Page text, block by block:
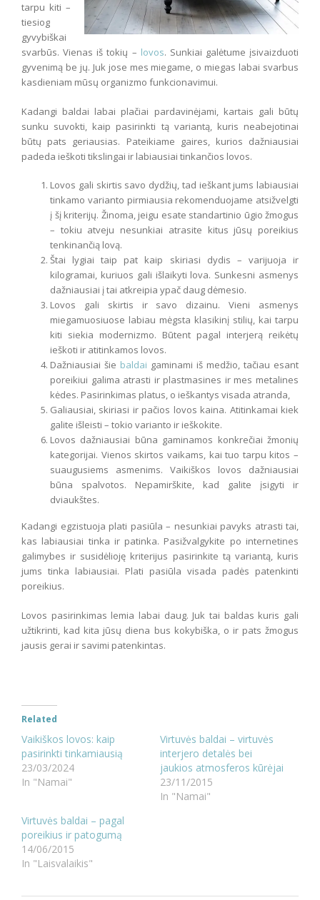
tarpu kiti –
tiesiog
gyvybiškai
svarbūs. Vienas iš tokių – lovos. Sunkiai galėtume įsivaizduoti
gyvenimą be jų. Juk jose mes miegame, o miegas labai svarbus
kasdieniam mūsų organizmo funkcionavimui.
Kadangi baldai labai plačiai pardavinėjami, kartais gali būtų
sunku suvokti, kaip pasirinkti tą variantą, kuris neabejotinai
būtų pats geriausias. Pateikiame gaires, kurios dažniausiai
padeda ieškoti tikslingai ir labiausiai tinkančios lovos.
Lovos gali skirtis savo dydžių, tad ieškant jums labiausiai
tinkamo varianto pirmiausia rekomenduojame atsižvelgti
į šį kriterijų. Žinoma, jeigu esate standartinio ūgio žmogus
– tokiu atveju nesunkiai atrasite kitus jūsų poreikius
tenkinančią lovą.
Štai lygiai taip pat kaip skiriasi dydis – varijuoja ir
kilogramai, kuriuos gali išlaikyti lova. Sunkesni asmenys
dažniausiai į tai atkreipia ypač daug dėmesio.
Lovos gali skirtis ir savo dizainu. Vieni asmenys
miegamuosiuose labiau mėgsta klasikinį stilių, kai tarpu
kiti siekia modernizmo. Būtent pagal interjerą reikėtų
ieškoti ir atitinkamos lovos.
Dažniausiai šie baldai gaminami iš medžio, tačiau esant
poreikiui galima atrasti ir plastmasines ir mes metalines
kėdes. Pasirinkimas platus, o ieškantys visada atranda,
Galiausiai, skiriasi ir pačios lovos kaina. Atitinkamai kiek
galite išleisti – tokio varianto ir ieškokite.
Lovos dažniausiai būna gaminamos konkrečiai žmonių
kategorijai. Vienos skirtos vaikams, kai tuo tarpu kitos –
suaugusiems asmenims. Vaikiškos lovos dažniausiai
būna spalvotos. Nepamirškite, kad galite įsigyti ir
dviaukštes.
Kadangi egzistuoja plati pasiūla – nesunkiai pavyks atrasti tai,
kas labiausiai tinka ir patinka. Pasižvalgykite po internetines
galimybes ir susidėlioję kriterijus pasirinkite tą variantą, kuris
jums tinka labiausiai. Plati pasiūla visada padės patenkinti
poreikius.
Lovos pasirinkimas lemia labai daug. Juk tai baldas kuris gali
užtikrinti, kad kita jūsų diena bus kokybiška, o ir pats žmogus
jausis gerai ir savimi patenkintas.
Related
Vaikiškos lovos: kaip
pasirinkti tinkamiausią
23/03/2024
In "Namai"
Virtuvės baldai – virtuvės
interjero detalės bei
jaukios atmosferos kūrėjai
23/11/2015
In "Namai"
Virtuvės baldai – pagal
poreikius ir patogumą
14/06/2015
In "Laisvalaikis"